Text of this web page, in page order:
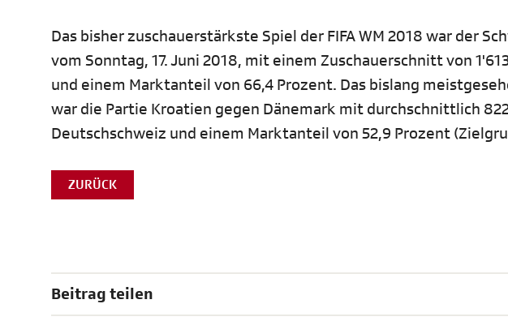
Das bisher zuschauerstärkste Spiel der FIFA WM 2018 war der
vom Sonntag, 17. Juni 2018, mit einem Zuschauerschnitt von
und einem Marktanteil von 66,4 Prozent. Das bislang
war die Partie Kroatien gegen Dänemark mit durchschnittlich
Deutschschweiz und einem Marktanteil von 52,9 Prozent
ZURÜCK
Beitrag teilen